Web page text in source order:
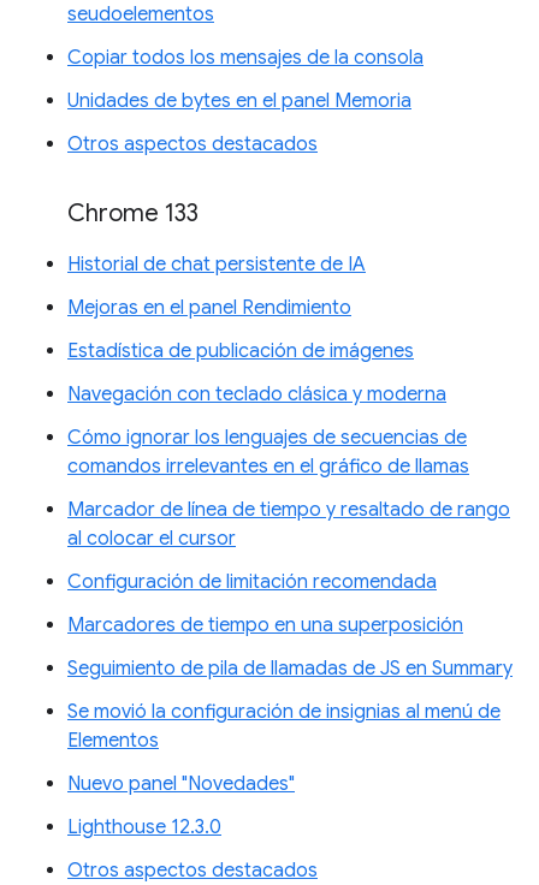
seudoelementos
Copiar todos los mensajes de la consola
Unidades de bytes en el panel Memoria
Otros aspectos destacados
Chrome 133
Historial de chat persistente de IA
Mejoras en el panel Rendimiento
Estadística de publicación de imágenes
Navegación con teclado clásica y moderna
Cómo ignorar los lenguajes de secuencias de
comandos irrelevantes en el gráfico de llamas
Marcador de línea de tiempo y resaltado de rango
al colocar el cursor
Configuración de limitación recomendada
Marcadores de tiempo en una superposición
Seguimiento de pila de llamadas de JS en Summary
Se movió la configuración de insignias al menú de
Elementos
Nuevo panel "Novedades"
Lighthouse 12.3.0
Otros aspectos destacados